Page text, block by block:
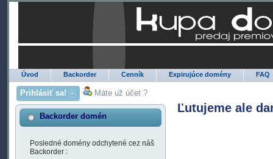
Úvod Backorder Cenník Expirujúce domény FAQ
Prihlásiť sa! Máte už účet ?
Backorder domén
Posledné domény odchytené cez náš
Backorder :
Ľutujeme ale